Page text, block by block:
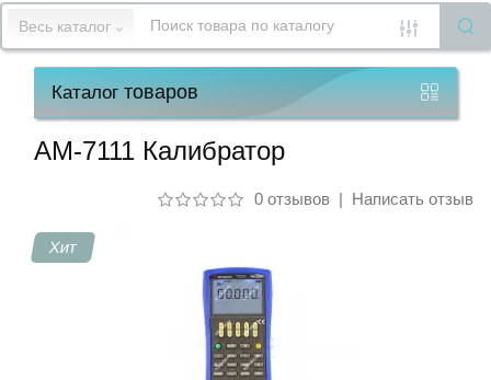
15
работы
Весь каталог
Каталогтоваров
АМ-7111 Калибратор
0 отзывов| Написать отзыв
Хит